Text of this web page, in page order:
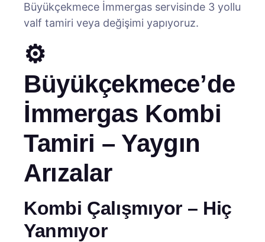
Büyükçekmece İmmergas servisinde 3 yollu
valf tamiri veya değişimi yapıyoruz.
⚙️
Büyükçekmece’de
İmmergas Kombi
Tamiri – Yaygın
Arızalar
Kombi Çalışmıyor – Hiç
Yanmıyor